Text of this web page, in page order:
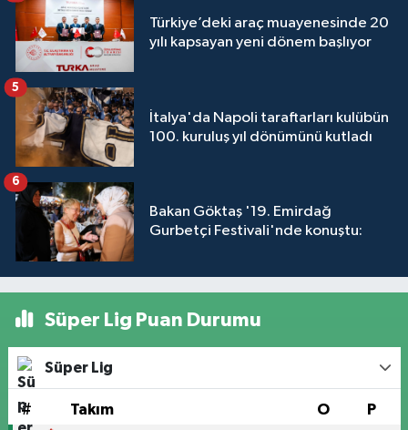
Türkiye’deki araç muayenesinde 20
yılı kapsayan yeni dönem başlıyor
İtalya'da Napoli taraftarları kulübün
100. kuruluş yıl dönümünü kutladı
5
Bakan Göktaş '19. Emirdağ
Gurbetçi Festivali'nde konuştu:
6
Süper Lig Puan Durumu
Süper Lig
# Takım O P